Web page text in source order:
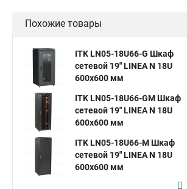
Похожие товары
ITK LN05-18U66-G Шкаф
сетевой 19" LINEA N 18U
600х600 мм
ITK LN05-18U66-GM Шкаф
сетевой 19" LINEA N 18U
600х600 мм
ITK LN05-18U66-M Шкаф
сетевой 19" LINEA N 18U
600х600 мм